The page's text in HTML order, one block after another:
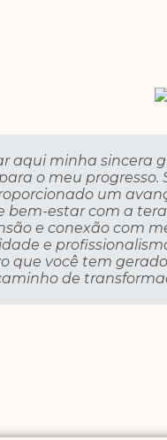
aqui minha sincera
o meu
um
bem-estar com a
e conexão com
e
que você tem
de